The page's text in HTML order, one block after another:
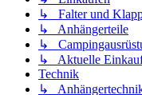
↳ Falter und
↳ Anhängerteile
↳
↳ Aktuelle
Technik
↳